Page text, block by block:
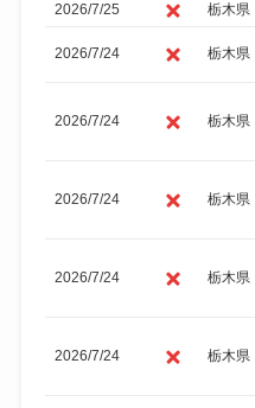
2026/7/25
栃木県
2026/7/24 栃木県
2026/7/24 栃木県
2026/7/24 栃木県
2026/7/24 栃木県
2026/7/24 栃木県